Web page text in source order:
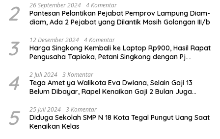
2 26 September 2024 4 Komentar
Pantesan Pelantikan Pejabat Pemprov Lampung Diam-
diam, Ada 2 Pejabat yang Dilantik Masih Golongan III/b
3 12 Desember 2024 4 Komentar
Harga Singkong Kembali ke Laptop Rp900, Hasil Rapat
Pengusaha Tapioka, Petani Singkong dengan Pj.
4 2 Juli 2024 3 Komentar
Tega Amet ya Walikota Eva Dwiana, Selain Gaji 13
Belum Dibayar, Rapel Kenaikan Gaji 2 Bulan Juga
5 25 Juli 2024 3 Komentar
Diduga Sekolah SMP N 18 Kota Tegal Pungut Uang Saat
Kenaikan Kelas